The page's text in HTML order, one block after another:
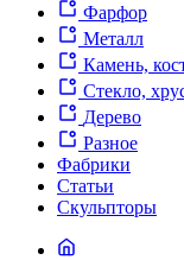
Фарфор
Металл
Камень,
Стекло,
Дерево
Разное
Фабрики
Статьи
Скульпторы